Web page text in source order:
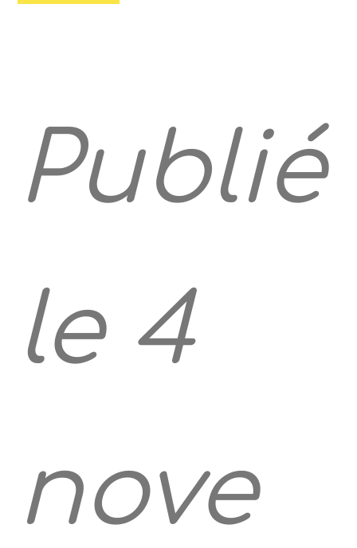
Publié
le 4
nove